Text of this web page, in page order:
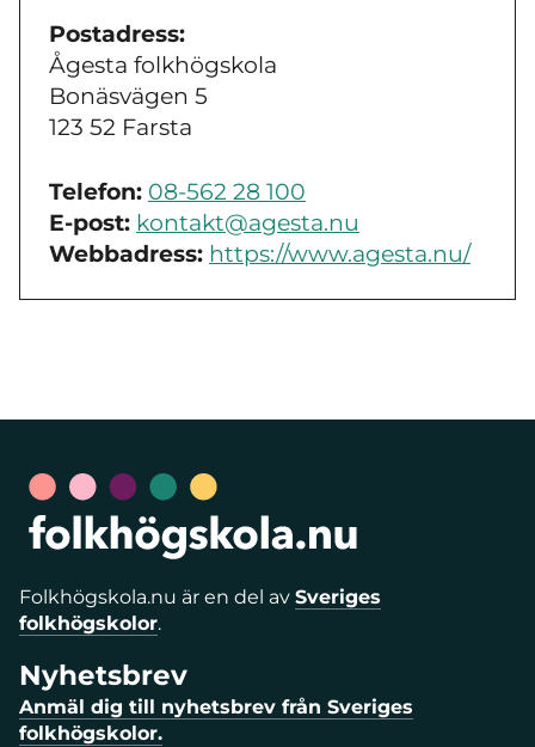
Postadress:
Ågesta folkhögskola
Bonäsvägen 5
123 52 Farsta
Telefon: 08-562 28 100
E-post: kontakt@agesta.nu
Webbadress: https://www.agesta.nu/
Folkhögskola.nu är en del av Sveriges
folkhögskolor.
Nyhetsbrev
Anmäl dig till nyhetsbrev från Sveriges
folkhögskolor.